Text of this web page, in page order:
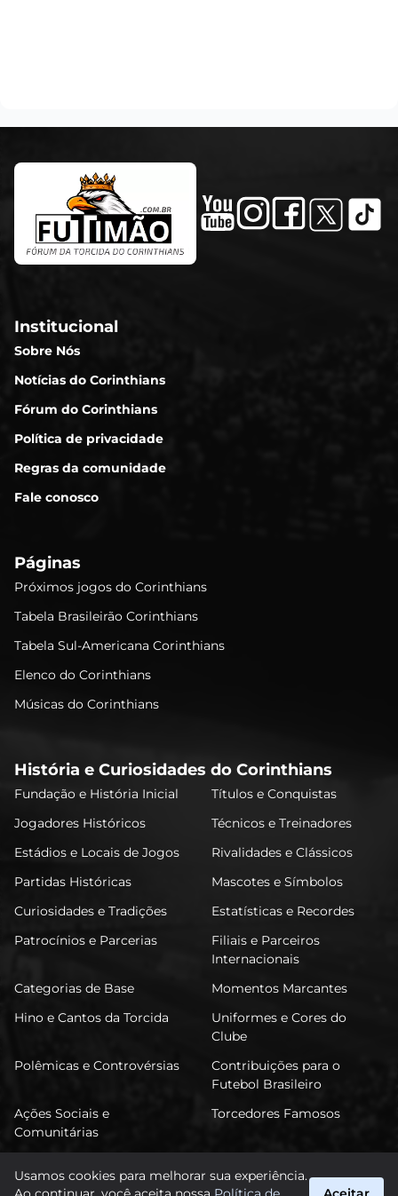
Institucional
Sobre Nós
Notícias do Corinthians
Fórum do Corinthians
Política de privacidade
Regras da comunidade
Fale conosco
Páginas
Próximos jogos do Corinthians
Tabela Brasileirão Corinthians
Tabela Sul-Americana Corinthians
Elenco do Corinthians
Músicas do Corinthians
História e Curiosidades do Corinthians
Fundação e História Inicial
Títulos e Conquistas
Jogadores Históricos
Técnicos e Treinadores
Estádios e Locais de Jogos
Rivalidades e Clássicos
Partidas Históricas
Mascotes e Símbolos
Curiosidades e Tradições
Estatísticas e Recordes
Patrocínios e Parcerias
Filiais e Parceiros
Internacionais
Categorias de Base
Momentos Marcantes
Hino e Cantos da Torcida
Uniformes e Cores do
Clube
Polêmicas e Controvérsias
Contribuições para o
Futebol Brasileiro
Ações Sociais e
Comunitárias
Torcedores Famosos
Usamos cookies para melhorar sua experiência.